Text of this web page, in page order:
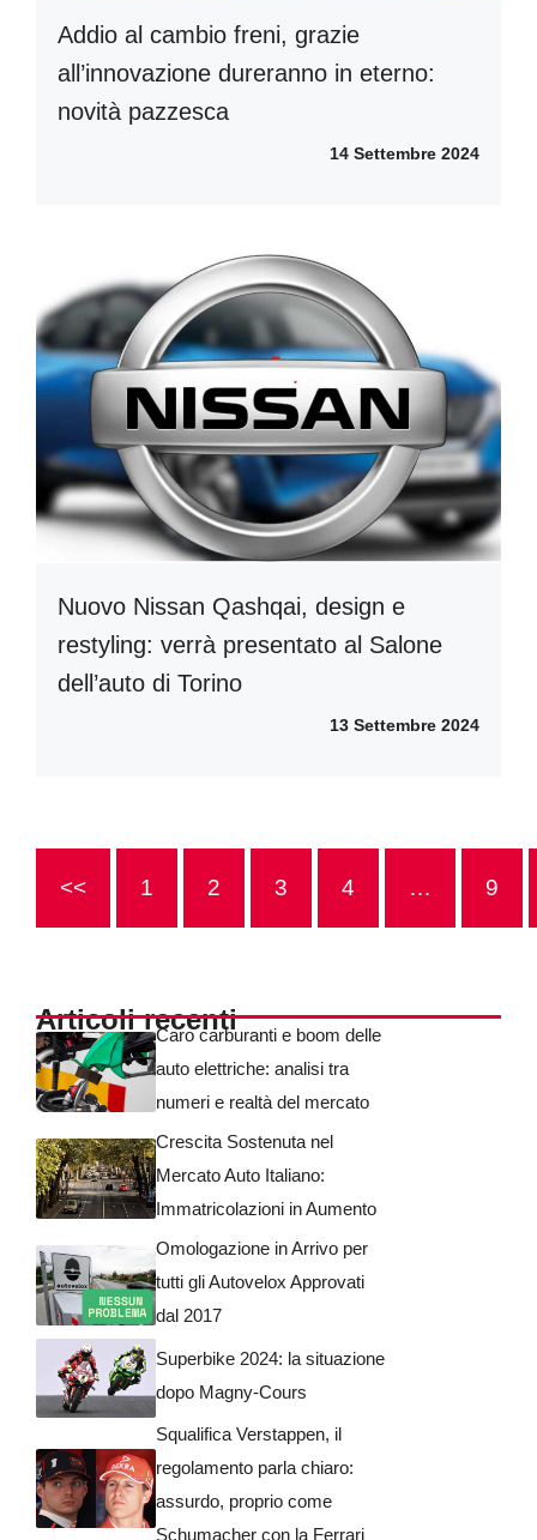
Addio al cambio freni, grazie
all’innovazione dureranno in eterno:
novità pazzesca
14 Settembre 2024
Nuovo Nissan Qashqai, design e
restyling: verrà presentato al Salone
dell’auto di Torino
13 Settembre 2024
<< 1 2 3 4 … 9
Articoli recentiCaro carburanti e boom delle
auto elettriche: analisi tra
numeri e realtà del mercato
Crescita Sostenuta nel
Mercato Auto Italiano:
Immatricolazioni in Aumento
Omologazione in Arrivo per
tutti gli Autovelox Approvati
dal 2017
Superbike 2024: la situazione
dopo Magny-Cours
Squalifica Verstappen, il
regolamento parla chiaro:
assurdo, proprio come
Schumacher con la Ferrari